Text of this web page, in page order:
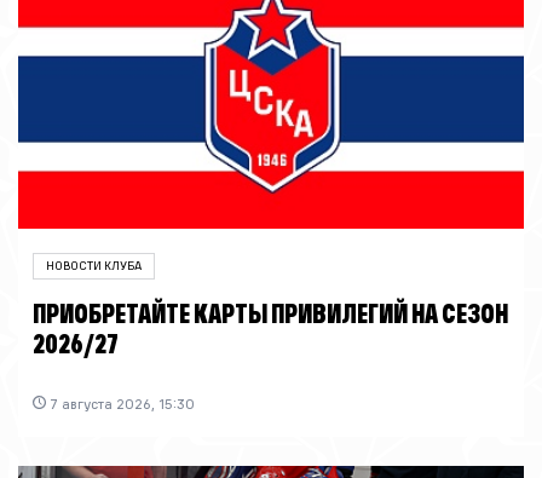
НОВОСТИ КЛУБА
ПРИОБРЕТАЙТЕ КАРТЫ ПРИВИЛЕГИЙ НА СЕЗОН
2026/27
7 августа 2026, 15:30